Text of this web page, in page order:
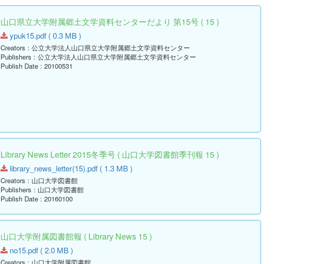
山口県立大学附属郷土文学資料センターだより 第15号 ( 15 )
ypuk15.pdf ( 0.3 MB )
Creators : 公立大学法人山口県立大学附属郷土文学資料センター
Publishers : 公立大学法人山口県立大学附属郷土文学資料センター
Publish Date : 20100531
Library News Letter 2015冬季号 ( 山口大学図書館季刊報 15 )
library_news_letter(15).pdf ( 1.3 MB )
Creators : 山口大学図書館
Publishers : 山口大学図書館
Publish Date : 20160100
山口大学附属図書館報 ( Library News 15 )
no15.pdf ( 2.0 MB )